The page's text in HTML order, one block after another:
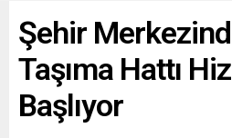
Şehir
Taşıma Hattı
Başlıyor